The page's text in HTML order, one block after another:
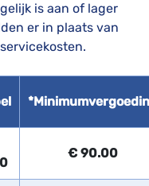
is aan of lager
er in plaats van
€ 90.00